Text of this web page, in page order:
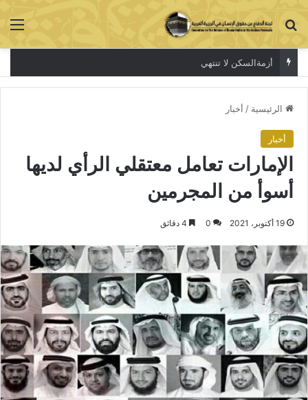
بحث عن
مهددين بالإعدام
الرئيسية / أخبار
أخبار
الإمارات تعامل معتقلي الرأي لديها
أسوأ من المجرمين
19 أكتوبر، 2021 0